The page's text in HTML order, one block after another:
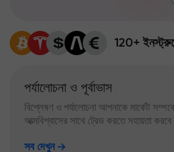
120+
পর্যালোচনা ও পূর্বাভাস
বিশ্লেষণ ও পর্যালোচনা আপনাকে মার্কেট
আত্মবিশ্বাসের সাথে ট্রেড করতে সহায়তা করবে
সব দেখুন